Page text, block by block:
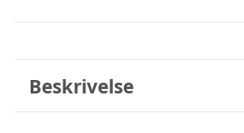
Beskrivelse